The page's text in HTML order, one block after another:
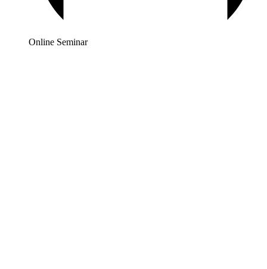
Online Seminar